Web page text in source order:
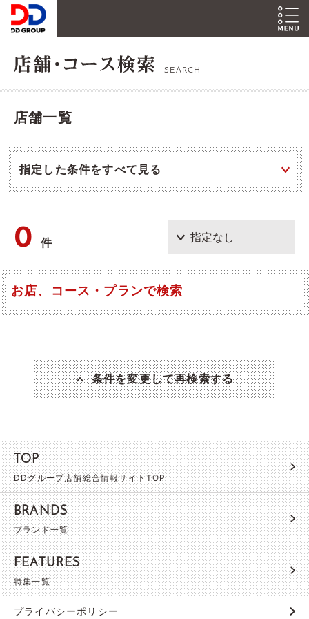
SEARCH
店舗一覧
指定した条件をすべて見る
0件
お店、コース・プランで検索
条件を変更して再検索する
TOP
DDグループ店舗総合情報サイトTOP
BRANDS
ブランド一覧
FEATURES
特集一覧
プライバシーポリシー